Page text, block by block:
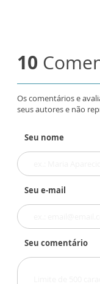
10
Os comentários e
seus autores e não
Seu nome
Seu e-mail
Seu comentário